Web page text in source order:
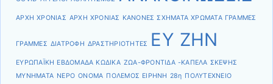
ΑΡΧΗ ΧΡΟΝΙΑΣ ΑΡΧΗ ΧΡΟΝΙΑΣ ΚΑΝΟΝΕΣ ΣΧΗΜΑΤΑ ΧΡΩΜΑΤΑ ΓΡΑΜΜΕΣ
ΓΡΑΜΜΕΣ ΔΙΑΤΡΟΦΗ ΔΡΑΣΤΗΡΙΟΤΗΤΕΣ ΕΥ ΖΗΝ
ΕΥΡΩΠΑΪΚΗ ΕΒΔΟΜΑΔΑ ΚΩΔΙΚΑ ΖΩΑ-ΦΡΟΝΤΙΔΑ -ΚΑΠΕΛΑ ΣΚΕΨΗΣ
ΜΥΝΗΜΑΤΑ ΝΕΡΟ ΟΝΟΜΑ ΠΟΛΕΜΟΣ ΕΙΡΗΝΗ 28η ΠΟΛΥΤΕΧΝΕΙΟ